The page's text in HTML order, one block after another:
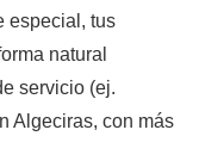
especial, tus
natural
servicio (ej.
Algeciras, con más